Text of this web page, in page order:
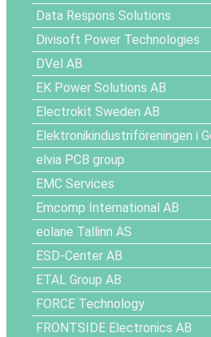
Data Respons Solutions
Divisoft Power Technologies
DVel AB
EK Power Solutions AB
Electrokit Sweden AB
Elektronikindustriföreningen i
elvia PCB group
EMC Services
Emcomp International AB
eolane Tallinn AS
ESD-Center AB
ETAL Group AB
FORCE Technology
FRONTSIDE Electronics AB